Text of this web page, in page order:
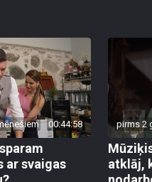
00:44:58
ar svaigas
pirms 2
atklāj,